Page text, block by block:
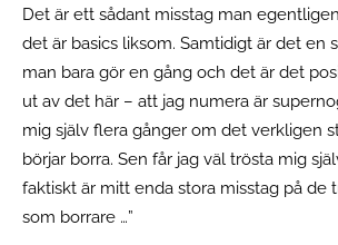
Det är ett sådant misstag man
det är basics liksom. Samtidigt är det en
man bara gör en gång och det är det
ut av det här – att jag numera är
mig själv flera gånger om det verkligen
börjar borra. Sen får jag väl trösta mig
faktiskt är mitt enda stora misstag på de
som borrare …”